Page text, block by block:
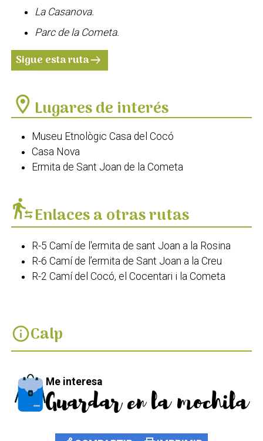
La Casanova.
Parc de la Cometa.
Sigue esta rutaarrow_right_alt
location_on Lugares de interés
Museu Etnològic Casa del Cocó
Casa Nova
Ermita de Sant Joan de la Cometa
transfer_within_a_stationEnlaces a otras rutas
R-5 Camí de l'ermita de sant Joan a la Rosina
R-6 Camí de l’ermita de Sant Joan a la Creu
R-2 Camí del Cocó, el Cocentari i la Cometa
infoCalp
Me interesa
Guardar en la mochila